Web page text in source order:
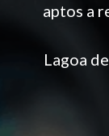
aptos a
Lagoa